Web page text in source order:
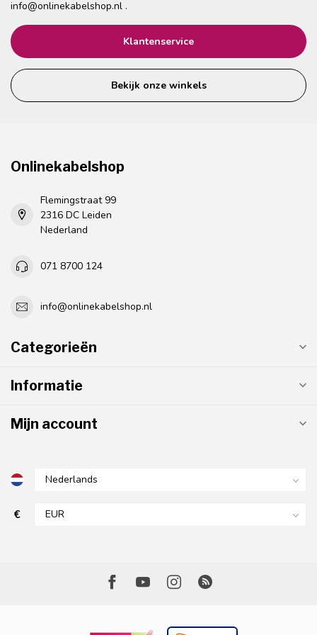
info@onlinekabelshop.nl .
Klantenservice
Bekijk onze winkels
Onlinekabelshop
Flemingstraat 99
2316 DC Leiden
Nederland
071 8700 124
info@onlinekabelshop.nl
Categorieën
Informatie
Mijn account
€